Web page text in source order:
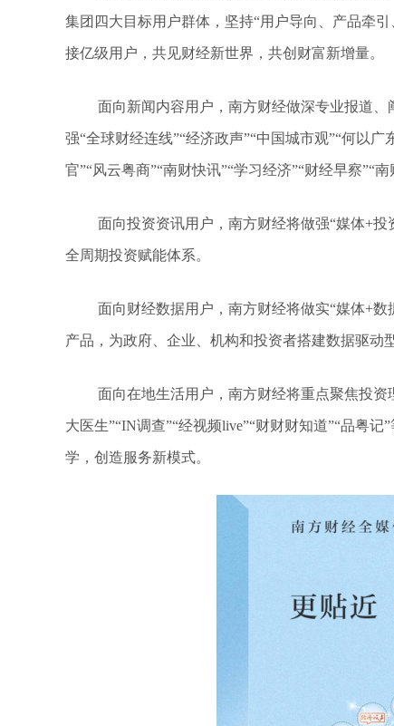
集团四大目标用户群体，坚持“用户导向、产品牵
接亿级用户，共见财经新世界，共创财富新增量。
面向新闻内容用户，南方财经做深专业报道
强“全球财经连线”“经济政声”“中国城市观”“何以广
官”“风云粤商”“南财快讯”“学习经济”“财经早察”“
面向投资资讯用户，南方财经将做强“媒体+投资
全周期投资赋能体系。
面向财经数据用户，南方财经将做实“媒体+数据
产品，为政府、企业、机构和投资者搭建数据驱动
面向在地生活用户，南方财经将重点聚焦投资
大医生”“IN调查”“经视频live”“财财财知道”“品粤
学，创造服务新模式。